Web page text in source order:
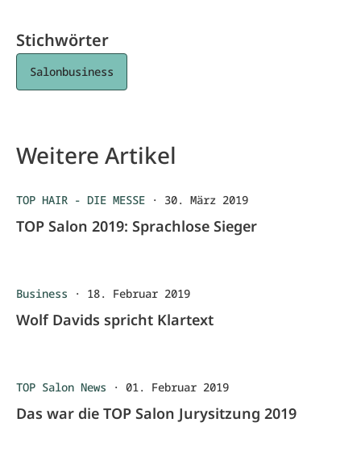
Stichwörter
Salonbusiness
Weitere Artikel
TOP HAIR - DIE MESSE · 30. März 2019
TOP Salon 2019: Sprachlose Sieger
Business · 18. Februar 2019
Wolf Davids spricht Klartext
TOP Salon News · 01. Februar 2019
Das war die TOP Salon Jurysitzung 2019